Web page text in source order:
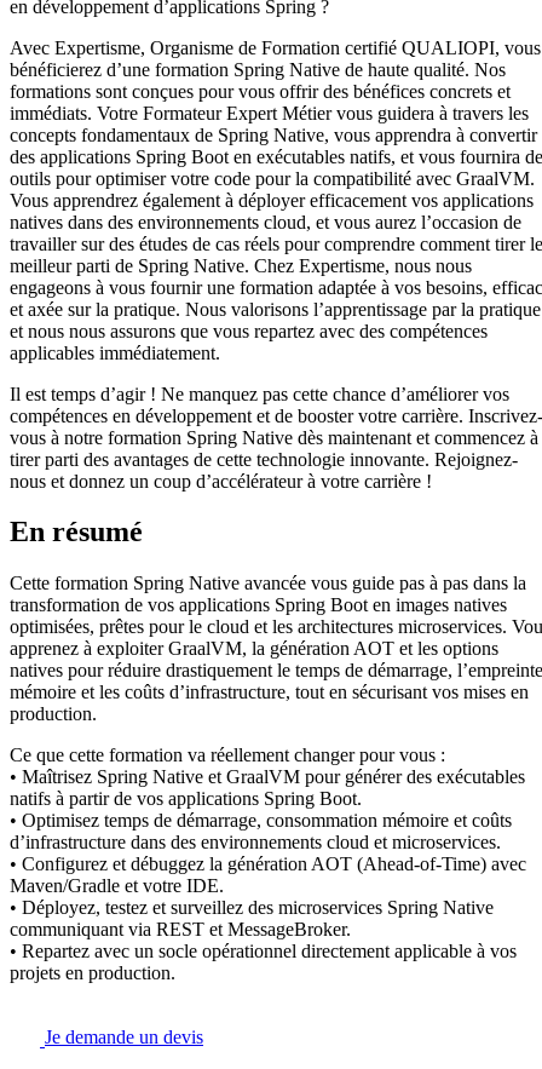
en développement d’applications Spring ?
Avec Expertisme, Organisme de Formation certifié QUALIOPI, vous
bénéficierez d’une formation Spring Native de haute qualité. Nos
formations sont conçues pour vous offrir des bénéfices concrets et
immédiats. Votre Formateur Expert Métier vous guidera à travers les
concepts fondamentaux de Spring Native, vous apprendra à convertir
des applications Spring Boot en exécutables natifs, et vous fournira
outils pour optimiser votre code pour la compatibilité avec GraalVM.
Vous apprendrez également à déployer efficacement vos applications
natives dans des environnements cloud, et vous aurez l’occasion de
travailler sur des études de cas réels pour comprendre comment tirer le
meilleur parti de Spring Native. Chez Expertisme, nous nous
engageons à vous fournir une formation adaptée à vos besoins,
et axée sur la pratique. Nous valorisons l’apprentissage par la pratique
et nous nous assurons que vous repartez avec des compétences
applicables immédiatement.
Il est temps d’agir ! Ne manquez pas cette chance d’améliorer vos
compétences en développement et de booster votre carrière. Inscrivez-
vous à notre formation Spring Native dès maintenant et commencez à
tirer parti des avantages de cette technologie innovante. Rejoignez-
nous et donnez un coup d’accélérateur à votre carrière !
En résumé
Cette formation Spring Native avancée vous guide pas à pas dans la
transformation de vos applications Spring Boot en images natives
optimisées, prêtes pour le cloud et les architectures microservices.
apprenez à exploiter GraalVM, la génération AOT et les options
natives pour réduire drastiquement le temps de démarrage, l’empreinte
mémoire et les coûts d’infrastructure, tout en sécurisant vos mises en
production.
Ce que cette formation va réellement changer pour vous :
• Maîtrisez Spring Native et GraalVM pour générer des exécutables
natifs à partir de vos applications Spring Boot.
• Optimisez temps de démarrage, consommation mémoire et coûts
d’infrastructure dans des environnements cloud et microservices.
• Configurez et débuggez la génération AOT (Ahead-of-Time) avec
Maven/Gradle et votre IDE.
• Déployez, testez et surveillez des microservices Spring Native
communiquant via REST et MessageBroker.
• Repartez avec un socle opérationnel directement applicable à vos
projets en production.
Je demande un devis